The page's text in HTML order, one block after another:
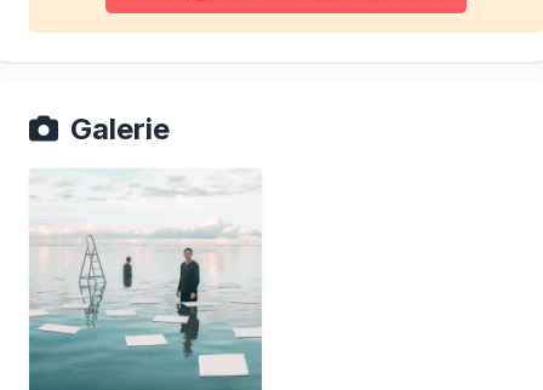
Galerie